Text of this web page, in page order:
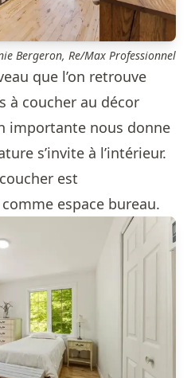
Bergeron, Re/Max Professionnel
que l’on retrouve
à coucher au décor
importante nous donne
s’invite à l’intérieur.
est
espace bureau.